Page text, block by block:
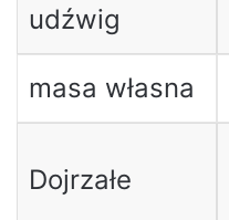
udźwig
masa własna
Dojrzałe